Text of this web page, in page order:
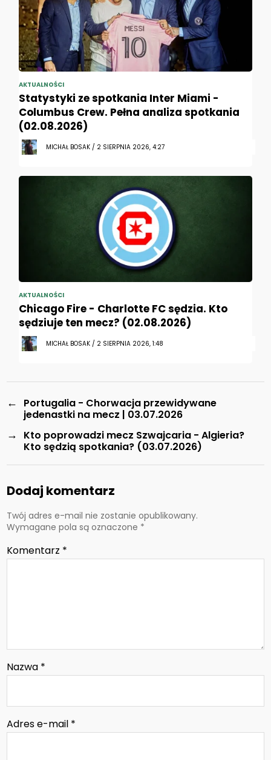
AKTUALNOŚCI
Statystyki ze spotkania Inter Miami -
Columbus Crew. Pełna analiza spotkania
(02.08.2026)
MICHAŁ BOSAK / 2 SIERPNIA 2026, 4:27
AKTUALNOŚCI
Chicago Fire - Charlotte FC sędzia. Kto
sędziuje ten mecz? (02.08.2026)
MICHAŁ BOSAK / 2 SIERPNIA 2026, 1:48
←
Portugalia - Chorwacja przewidywane
jedenastki na mecz | 03.07.2026
→
Kto poprowadzi mecz Szwajcaria - Algieria?
Kto sędzią spotkania? (03.07.2026)
Dodaj komentarz
Twój adres e-mail nie zostanie opublikowany.
Wymagane pola są oznaczone *
Komentarz *
Nazwa *
Adres e-mail *